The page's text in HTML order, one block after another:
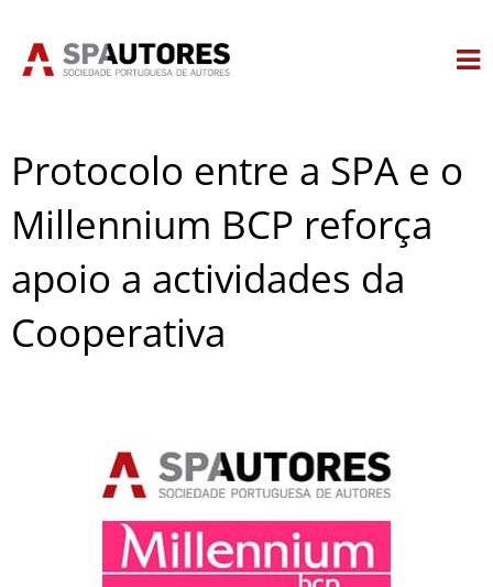
Protocolo entre a SPA e o
Millennium BCP reforça
apoio a actividades da
Cooperativa